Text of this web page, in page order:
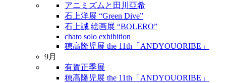
アニミズムと田川亞希
石上洋展 “Green Dive”
石上誠 絵画展 “BOLERO”
chato solo exhibition
穂高隆児展 the 11th「ANDYOUORIBE」
9月
有賀正季展
穂高隆児展 the 11th「ANDYOUORIBE」